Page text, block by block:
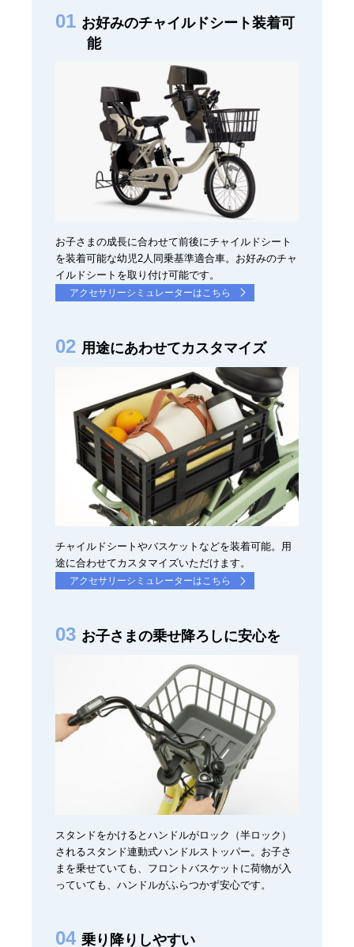
お好みのチャイルドシート装着可
能
お子さまの成長に合わせて前後にチャイルドシート
を装着可能な幼児2人同乗基準適合車。お好みのチャ
イルドシートを取り付け可能です。
アクセサリーシミュレーターはこちら
用途にあわせてカスタマイズ
チャイルドシートやバスケットなどを装着可能。用
途に合わせてカスタマイズいただけます。
アクセサリーシミュレーターはこちら
お子さまの乗せ降ろしに安心を
スタンドをかけるとハンドルがロック（半ロック）
されるスタンド連動式ハンドルストッパー。お子さ
まを乗せていても、フロントバスケットに荷物が入
っていても、ハンドルがふらつかず安心です。
乗り降りしやすい